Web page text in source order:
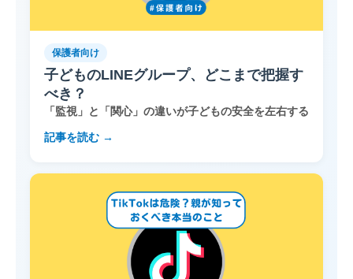
保護者向け
子どものLINEグループ、どこまで把握す
べき？
「監視」と「関心」の違いが子どもの安全を左右する
記事を読む →